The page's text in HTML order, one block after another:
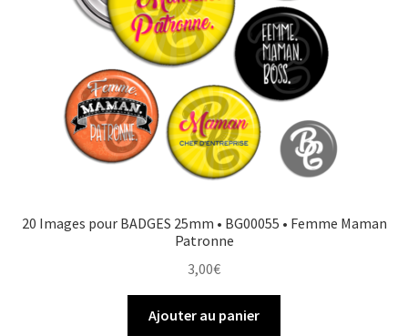
20 Images pour BADGES 25mm • BG00055 • Femme Maman
Patronne
3,00€
Ajouter au panier